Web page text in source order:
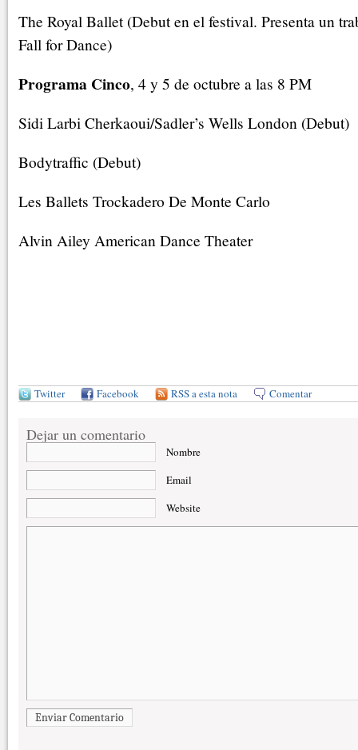
The Royal Ballet (Debut en el festival. Presenta un
Fall for Dance)
Programa Cinco, 4 y 5 de octubre a las 8 PM
Sidi Larbi Cherkaoui/Sadler’s Wells London (Debut)
Bodytraffic (Debut)
Les Ballets Trockadero De Monte Carlo
Alvin Ailey American Dance Theater
Twitter Facebook RSS a esta nota Comentar
Dejar un comentario
Nombre
Email
Website
Enviar Comentario